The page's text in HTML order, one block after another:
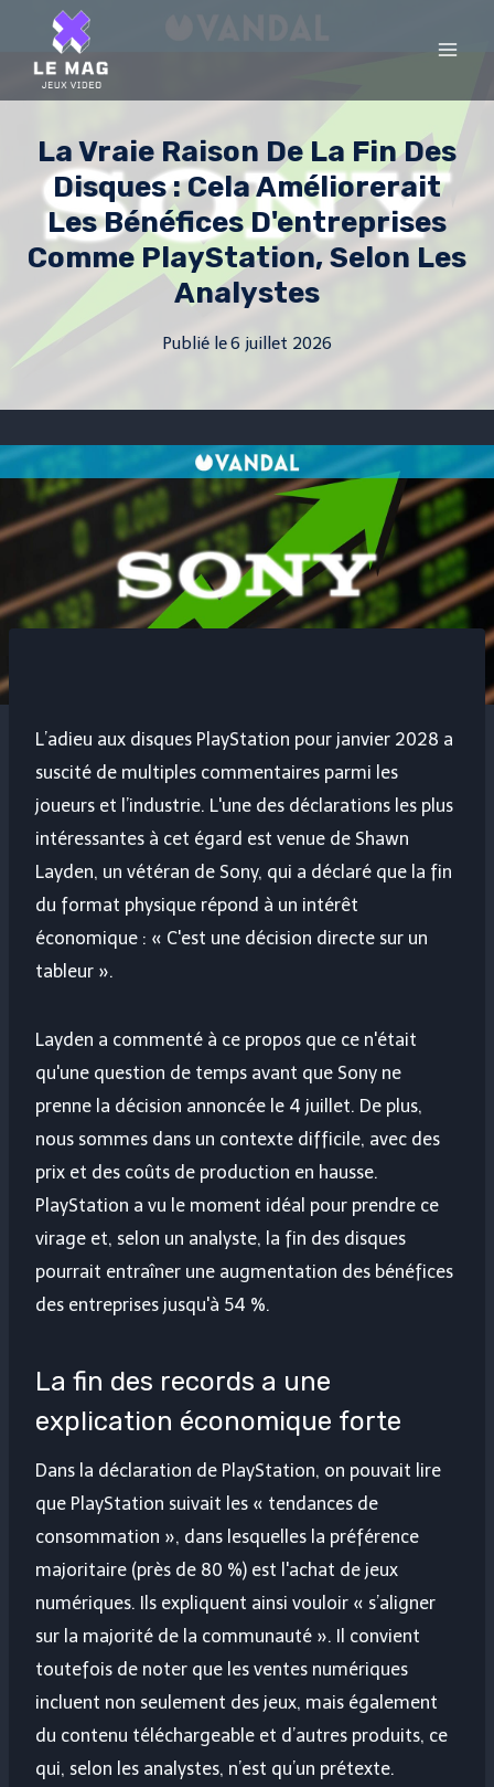
content
La Vraie Raison De La Fin Des
Disques : Cela Améliorerait
Les Bénéfices D'entreprises
Comme PlayStation, Selon Les
Analystes
Publié le6 juillet 2026
L’adieu aux disques PlayStation pour janvier 2028 a
suscité de multiples commentaires parmi les
joueurs et l’industrie. L'une des déclarations les plus
intéressantes à cet égard est venue de Shawn
Layden, un vétéran de Sony, qui a déclaré que la fin
du format physique répond à un intérêt
économique : « C'est une décision directe sur un
tableur ».
Layden a commenté à ce propos que ce n'était
qu'une question de temps avant que Sony ne
prenne la décision annoncée le 4 juillet. De plus,
nous sommes dans un contexte difficile, avec des
prix et des coûts de production en hausse.
PlayStation a vu le moment idéal pour prendre ce
virage et, selon un analyste, la fin des disques
pourrait entraîner une augmentation des bénéfices
des entreprises jusqu'à 54 %.
La fin des records a une
explication économique forte
Dans la déclaration de PlayStation, on pouvait lire
que PlayStation suivait les « tendances de
consommation », dans lesquelles la préférence
majoritaire (près de 80 %) est l'achat de jeux
numériques. Ils expliquent ainsi vouloir « s’aligner
sur la majorité de la communauté ». Il convient
toutefois de noter que les ventes numériques
incluent non seulement des jeux, mais également
du contenu téléchargeable et d’autres produits, ce
qui, selon les analystes, n’est qu’un prétexte.